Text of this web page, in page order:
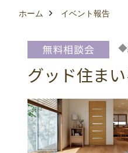
ホーム イベント報告
◆
グッド住ま